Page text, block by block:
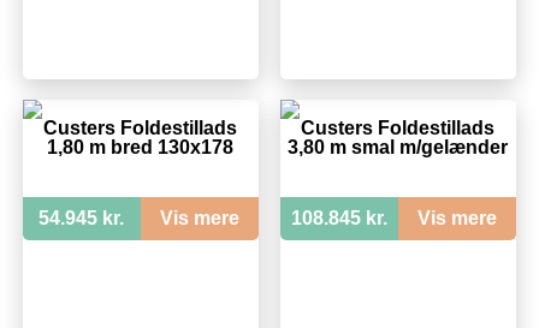
Custers Foldestillads
1,80 m bred 130x178
54.945 kr. Vis mere
Custers Foldestillads
3,80 m smal m/gelænder
108.845 kr. Vis mere